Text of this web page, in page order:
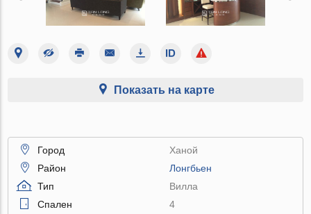
Показать на карте
Город
Ханой
Район
Лонгбьен
Тип
Вилла
Спален
4